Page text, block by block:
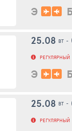
Э Б
25.08 ВТ -
РЕГУЛЯРНЫЙ
Э Б
25.08 ВТ -
РЕГУЛЯРНЫЙ